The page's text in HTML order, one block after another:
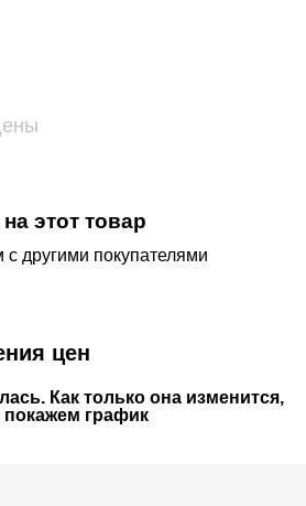
этот товар
другими покупателями
цен
Как только она изменится,
график